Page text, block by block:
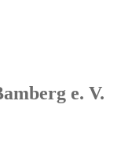
e. V.